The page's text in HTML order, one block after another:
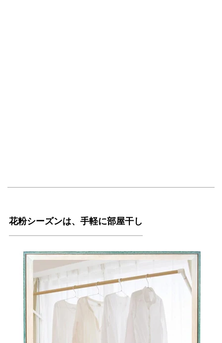
花粉シーズンは、手軽に部屋干し